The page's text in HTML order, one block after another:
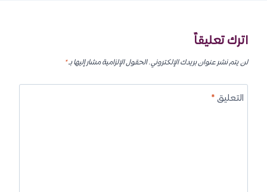
اترك تعليقاً
لن يتم نشر عنوان بريدك الإلكتروني.الحقول الإلزامية مشار إليها بـ*
التعليق*